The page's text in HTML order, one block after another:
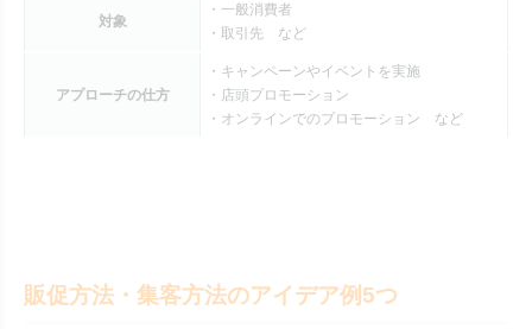
対象
・一般消費者
・取引先 など
アプローチの仕方
・キャンペーンやイベントを実施
・店頭プロモーション
・オンラインでのプロモーション など
販促方法・集客方法のアイデア例5つ